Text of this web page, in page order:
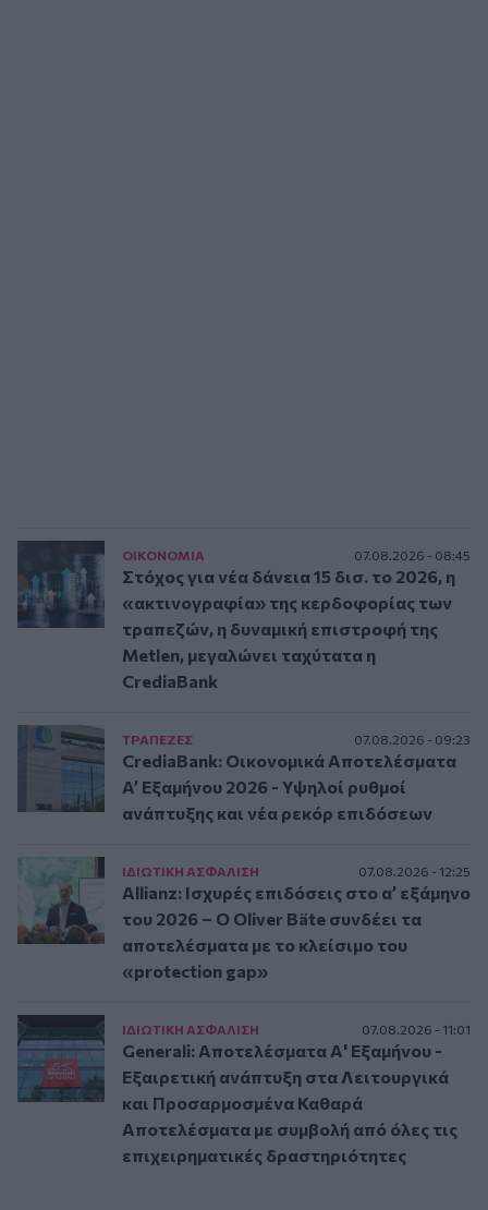
ΟΙΚΟΝΟΜΙΑ 07.08.2026 - 08:45
Στόχος για νέα δάνεια 15 δισ. το 2026, η
«ακτινογραφία» της κερδοφορίας των
τραπεζών, η δυναμική επιστροφή της
Metlen, μεγαλώνει ταχύτατα η
CrediaBank
ΤΡAΠΕΖΕΣ 07.08.2026 - 09:23
CrediaBank: Οικονομικά Αποτελέσματα
A’ Εξαμήνου 2026 - Υψηλοί ρυθμοί
ανάπτυξης και νέα ρεκόρ επιδόσεων
ΙΔΙΩΤΙΚΗ ΑΣΦAΛΙΣΗ 07.08.2026 - 12:25
Allianz: Ισχυρές επιδόσεις στο α’ εξάμηνο
του 2026 – Ο Oliver Bäte συνδέει τα
αποτελέσματα με το κλείσιμο του
«protection gap»
ΙΔΙΩΤΙΚΗ ΑΣΦAΛΙΣΗ 07.08.2026 - 11:01
Generali: Αποτελέσματα Α' Εξαμήνου -
Εξαιρετική ανάπτυξη στα Λειτουργικά
και Προσαρμοσμένα Καθαρά
Αποτελέσματα με συμβολή από όλες τις
επιχειρηματικές δραστηριότητες